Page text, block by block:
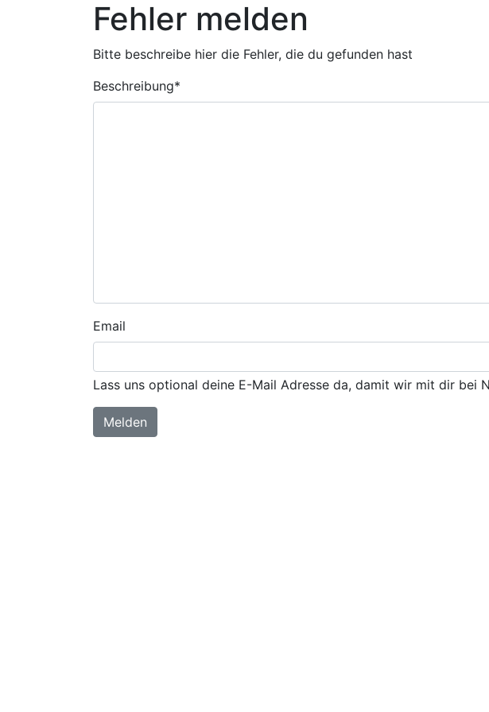
Fehler melden
Bitte beschreibe hier die Fehler, die du gefunden hast
Beschreibung*
Email
Lass uns optional deine E-Mail Adresse da, damit wir mit dir bei
Melden